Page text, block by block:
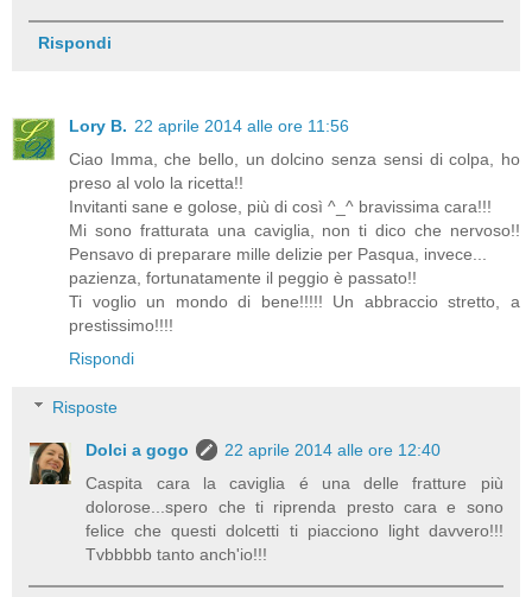
Rispondi
Lory B. 22 aprile 2014 alle ore 11:56
Ciao Imma, che bello, un dolcino senza sensi di colpa, ho
preso al volo la ricetta!!
Invitanti sane e golose, più di così ^_^ bravissima cara!!!
Mi sono fratturata una caviglia, non ti dico che nervoso!!
Pensavo di preparare mille delizie per Pasqua, invece...
pazienza, fortunatamente il peggio è passato!!
Ti voglio un mondo di bene!!!!! Un abbraccio stretto, a
prestissimo!!!!
Rispondi
Risposte
Dolci a gogo
22 aprile 2014 alle ore 12:40
Caspita cara la caviglia é una delle fratture più
dolorose...spero che ti riprenda presto cara e sono
felice che questi dolcetti ti piacciono light davvero!!!
Tvbbbbb tanto anch'io!!!